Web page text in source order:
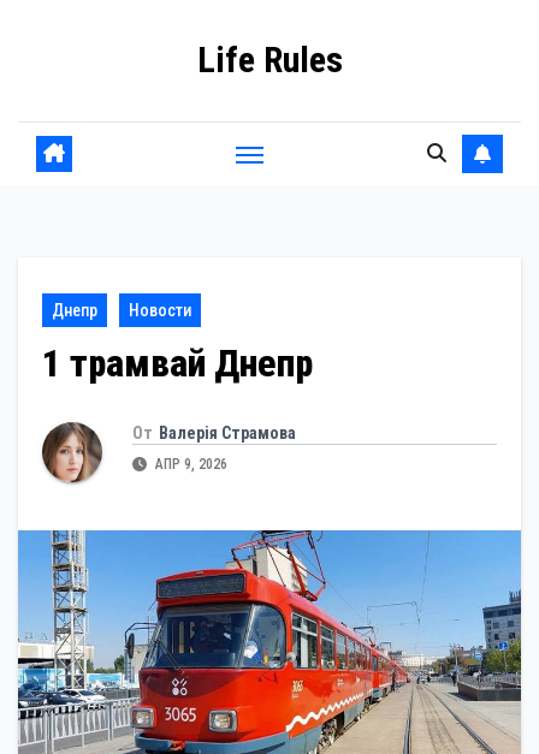
Life Rules
Днепр Новости
1 трамвай Днепр
От Валерія Страмова
АПР 9, 2026